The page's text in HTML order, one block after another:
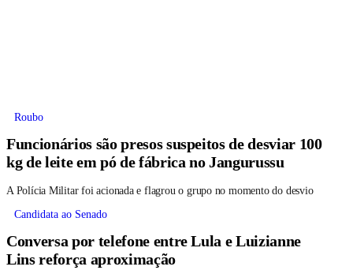
Roubo
Funcionários são presos suspeitos de desviar 100
kg de leite em pó de fábrica no Jangurussu
A Polícia Militar foi acionada e flagrou o grupo no momento do desvio
Candidata ao Senado
Conversa por telefone entre Lula e Luizianne
Lins reforça aproximação